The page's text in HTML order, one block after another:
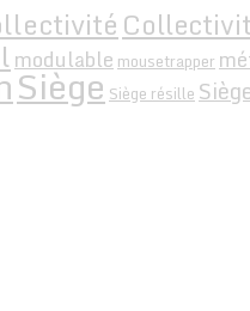
modulable mousetrapper
SiègeSiège résille